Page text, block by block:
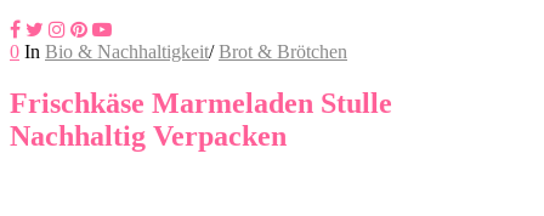
0 In Bio & Nachhaltigkeit/ Brot & Brötchen
Frischkäse Marmeladen Stulle
Nachhaltig Verpacken